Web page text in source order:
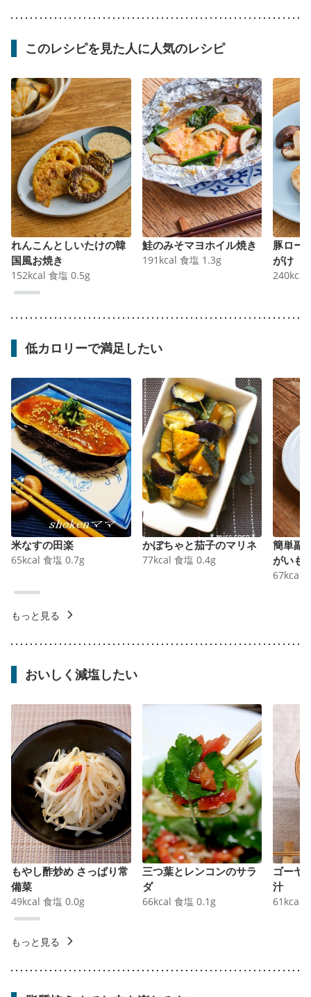
このレシピを見た人に人気のレシピ
れんこんとしいたけの韓
国風お焼き
152kcal 食塩 0.5g
鮭のみそマヨホイル焼き
191 kcal 食塩 1.3g
豚ロー
がけ
240kcal
低カロリーで満足したい
米なすの田楽
65kcal 食塩 0.7g
かぼちゃと茄子のマリネ
77kcal 食塩 0.4g
簡単副
がいも
67kcal
もっと見る
おいしく減塩したい
もやし酢炒め さっぱり常
備菜
49kcal 食塩 0.0g
三つ葉とレンコンのサラ
ダ
66kcal 食塩 0.1 g
ゴーヤ
汁
61 kcal
もっと見る